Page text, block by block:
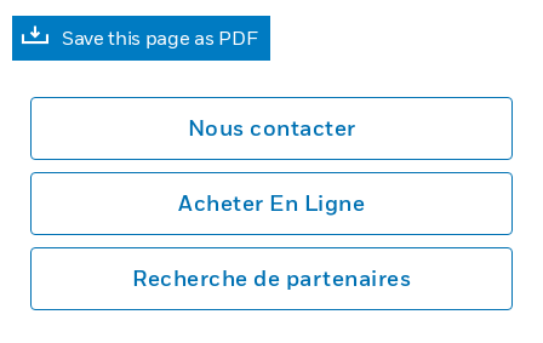
Save this page as PDF
Nous contacter
Acheter En Ligne
Recherche de partenaires